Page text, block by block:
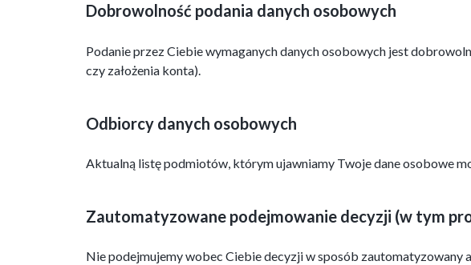
Dobrowolność podania danych osobowych
Podanie przez Ciebie wymaganych danych osobowych jest
czy założenia konta).
Odbiorcy danych osobowych
Aktualną listę podmiotów, którym ujawniamy Twoje dane osobowe
Zautomatyzowane podejmowanie decyzji (w tym
Nie podejmujemy wobec Ciebie decyzji w sposób zautomatyzowany